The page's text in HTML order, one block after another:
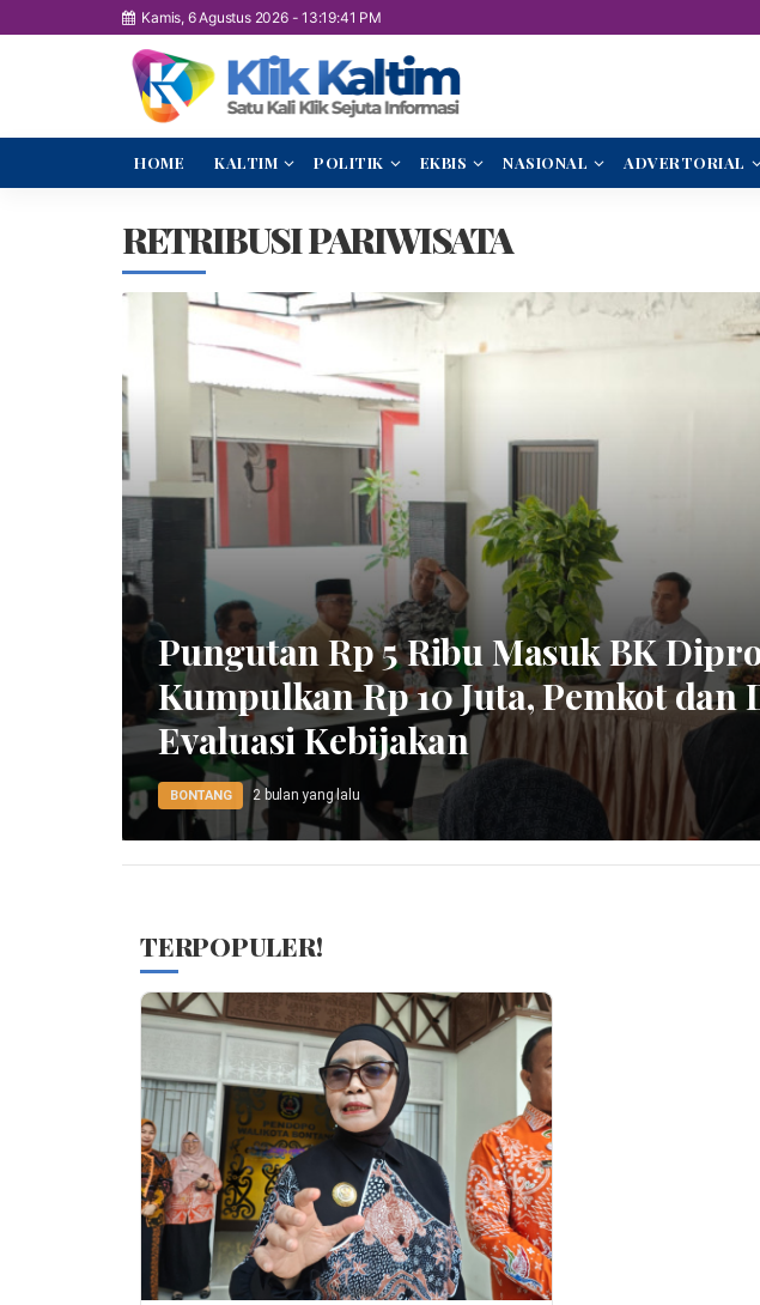
Kamis, 6 Agustus 2026-13:19:42 PM
HOME KALTIM POLITIK EKBIS NASIONAL ADVERTORIAL
RETRIBUSI PARIWISATA
Pungutan Rp 5 Ribu Masuk BK
Kumpulkan Rp 10 Juta, Pemkot dan
Evaluasi Kebijakan
BONTANG 2 bulan yang lalu
TERPOPULER!